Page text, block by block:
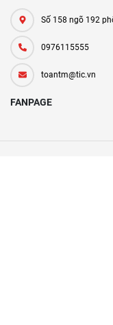
Số 158 ngõ 192
0976115555
toantm@tic.vn
FANPAGE